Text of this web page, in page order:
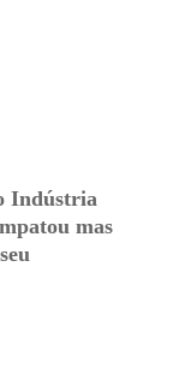
Indústria
mas